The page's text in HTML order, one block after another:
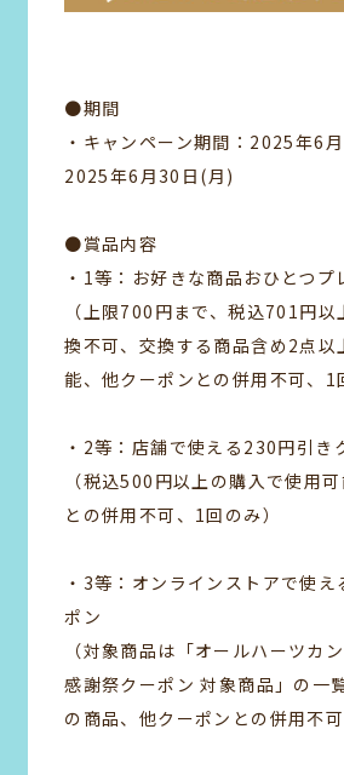
●期間
・キャンペーン期間：2025年6
2025年6月30日(月)
●賞品内容
・1等：お好きな商品おひとつプ
（上限700円まで、税込701円以
換不可、交換する商品含め2点以
能、他クーポンとの併用不可、1
・2等：店舗で使える230円引き
（税込500円以上の購入で使用
との併用不可、1回のみ）
・3等：オンラインストアで使
ポン
（対象商品は「オールハーツカ
感謝祭クーポン 対象商品」の一
の商品、他クーポンとの併用不可